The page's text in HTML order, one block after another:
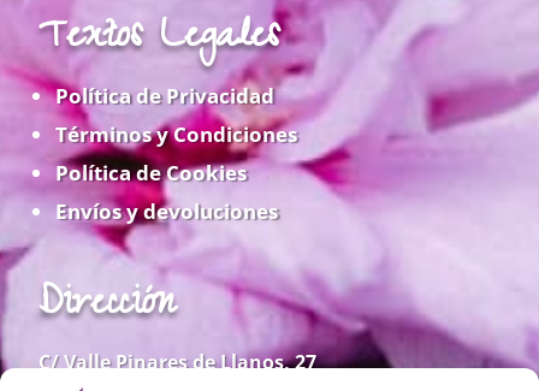
Textos Legales
Política de Privacidad
Términos y Condiciones
Política de Cookies
Envíos y devoluciones
Dirección
C/ Valle Pinares de Llanos, 27